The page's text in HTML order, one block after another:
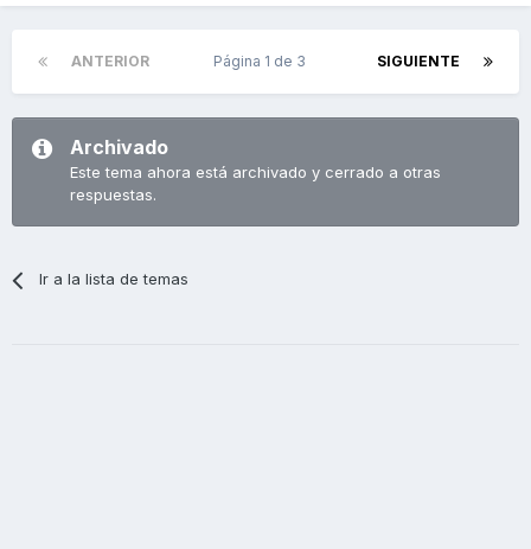
ANTERIOR SIGUIENTE
Página 1 de 3
Archivado
Este tema ahora está archivado y cerrado a otras
respuestas.
Ir a la lista de temas